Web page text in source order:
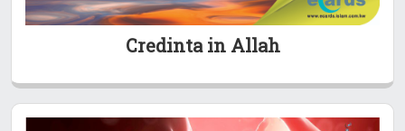
Credinta in Allah